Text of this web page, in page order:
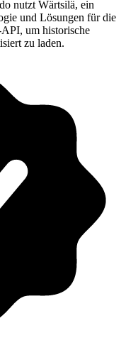
nutzt Wärtsilä, ein
und Lösungen für die
um historische
zu laden.